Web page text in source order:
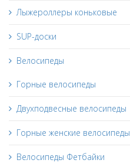
Лыжероллеры коньковые
SUP-доски
Велосипеды
Горные велосипеды
Двухподвесные велосипеды
Горные женские велосипеды
Велосипеды Фетбайки